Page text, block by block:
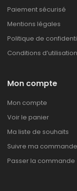
Paiement sécurisé
Mentions légales
Politique de
Conditions d’utilisation
Mon compte
Mon compte
Voir le panier
Ma liste de souhaits
Suivre ma commande
Passer la commande